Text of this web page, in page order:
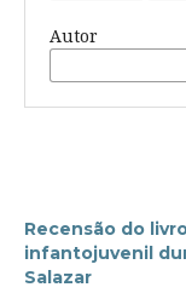
Autor
Recensão do
infantojuvenil
Salazar